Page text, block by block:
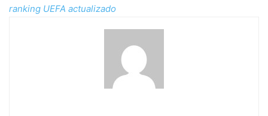
ranking UEFA actualizado